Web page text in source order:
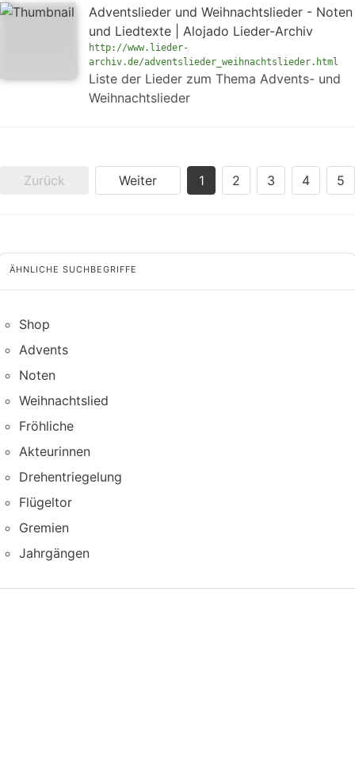
Adventslieder und Weihnachtslieder - Noten
und Liedtexte | Alojado Lieder-Archiv
http://www.lieder-
archiv.de/adventslieder_weihnachtslieder.html
Liste der Lieder zum Thema Advents- und
Weihnachtslieder
Zurück Weiter 1 2 3 4 5
ÄHNLICHE SUCHBEGRIFFE
Shop
Advents
Noten
Weihnachtslied
Fröhliche
Akteurinnen
Drehentriegelung
Flügeltor
Gremien
Jahrgängen